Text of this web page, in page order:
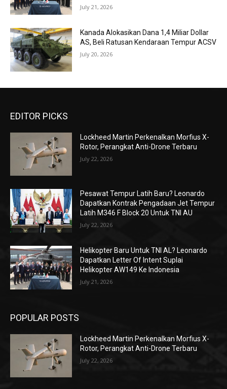
July 21, 2026
Kanada Alokasikan Dana 1,4 Miliar Dollar
AS, Beli Ratusan Kendaraan Tempur ACSV
July 20, 2026
EDITOR PICKS
Lockheed Martin Perkenalkan Morfius X-
Rotor, Perangkat Anti-Drone Terbaru
July 22, 2026
Pesawat Tempur Latih Baru? Leonardo
Dapatkan Kontrak Pengadaan Jet Tempur
Latih M346 F Block 20 Untuk TNI AU
July 22, 2026
Helikopter Baru Untuk TNI AL? Leonardo
Dapatkan Letter Of Intent Suplai
Helikopter AW149 Ke Indonesia
July 21, 2026
POPULAR POSTS
Lockheed Martin Perkenalkan Morfius X-
Rotor, Perangkat Anti-Drone Terbaru
July 22, 2026